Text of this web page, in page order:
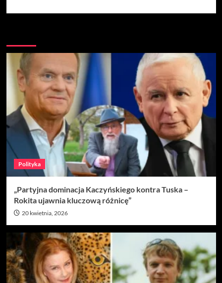
Polityka
„Partyjna dominacja Kaczyńskiego kontra Tuska –
Rokita ujawnia kluczową różnicę”
20 kwietnia, 2026